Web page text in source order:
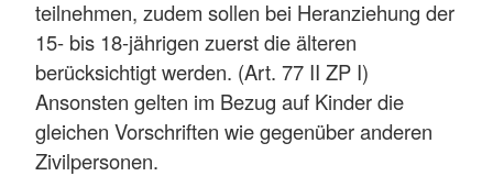
teilnehmen, zudem sollen bei Heranziehung der
15- bis 18-jährigen zuerst die älteren
berücksichtigt werden. (Art. 77 II ZP I)
Ansonsten gelten im Bezug auf Kinder die
gleichen Vorschriften wie gegenüber anderen
Zivilpersonen.